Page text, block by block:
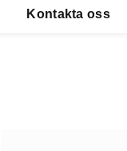
Kontakta oss